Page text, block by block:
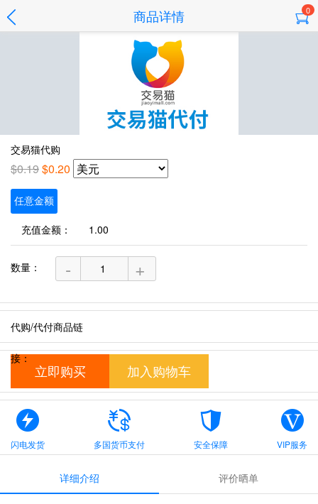
商品详情 0
交易猫代购
$0.19$0.20
任意金额
充值金额：
数量： - +
代购/代付商品链
接：
立即购买 加入购物车
闪电发货 多国货币支付 安全保障 VIP服务
详细介绍 评价晒单